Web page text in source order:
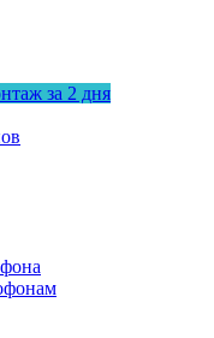
за 2 дня